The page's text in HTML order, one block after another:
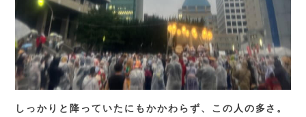
しっかりと降っていたにもかかわらず、この人の多さ。